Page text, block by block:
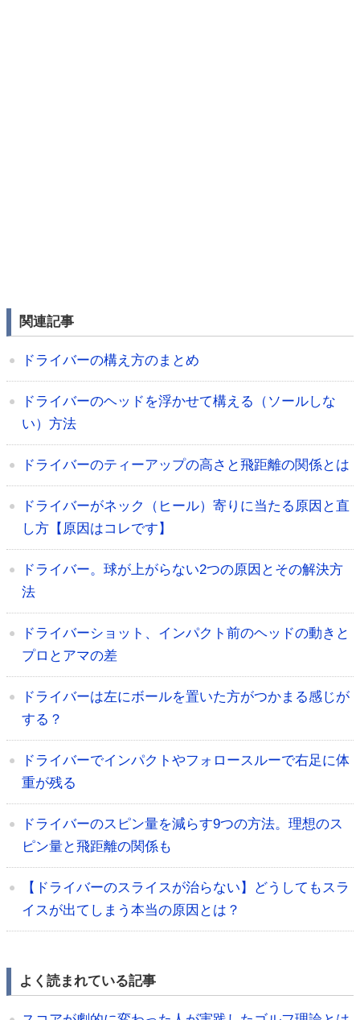
関連記事
ドライバーの構え方のまとめ
ドライバーのヘッドを浮かせて構える（ソールしな
い）方法
ドライバーのティーアップの高さと飛距離の関係とは
ドライバーがネック（ヒール）寄りに当たる原因と直
し方【原因はコレです】
ドライバー。球が上がらない2つの原因とその解決方
法
ドライバーショット、インパクト前のヘッドの動きと
プロとアマの差
ドライバーは左にボールを置いた方がつかまる感じが
する？
ドライバーでインパクトやフォロースルーで右足に体
重が残る
ドライバーのスピン量を減らす9つの方法。理想のス
ピン量と飛距離の関係も
【ドライバーのスライスが治らない】どうしてもスラ
イスが出てしまう本当の原因とは？
よく読まれている記事